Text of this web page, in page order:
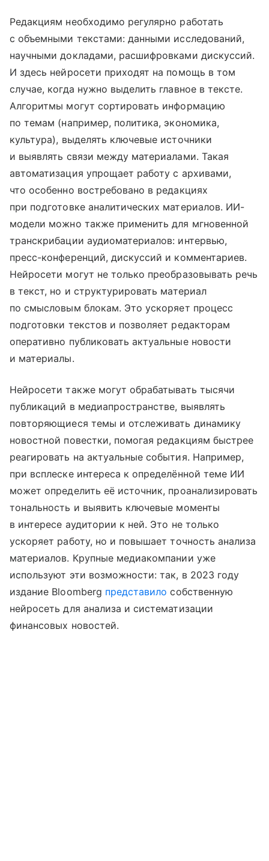
Редакциям необходимо регулярно работать
с объемными текстами: данными исследований,
научными докладами, расшифровками дискуссий.
И здесь нейросети приходят на помощь в том
случае, когда нужно выделить главное в тексте.
Алгоритмы могут сортировать информацию
по темам (например, политика, экономика,
культура), выделять ключевые источники
и выявлять связи между материалами. Такая
автоматизация упрощает работу с архивами,
что особенно востребовано в редакциях
при подготовке аналитических материалов. ИИ-
модели можно также применить для мгновенной
транскрибации аудиоматериалов: интервью,
пресс-конференций, дискуссий и комментариев.
Нейросети могут не только преобразовывать речь
в текст, но и структурировать материал
по смысловым блокам. Это ускоряет процесс
подготовки текстов и позволяет редакторам
оперативно публиковать актуальные новости
и материалы.
Нейросети также могут обрабатывать тысячи
публикаций в медиапространстве, выявлять
повторяющиеся темы и отслеживать динамику
новостной повестки, помогая редакциям быстрее
реагировать на актуальные события. Например,
при всплеске интереса к определённой теме ИИ
может определить её источник, проанализировать
тональность и выявить ключевые моменты
в интересе аудитории к ней. Это не только
ускоряет работу, но и повышает точность анализа
материалов. Крупные медиакомпании уже
используют эти возможности: так, в 2023 году
издание Bloomberg представило собственную
нейросеть для анализа и систематизации
финансовых новостей.